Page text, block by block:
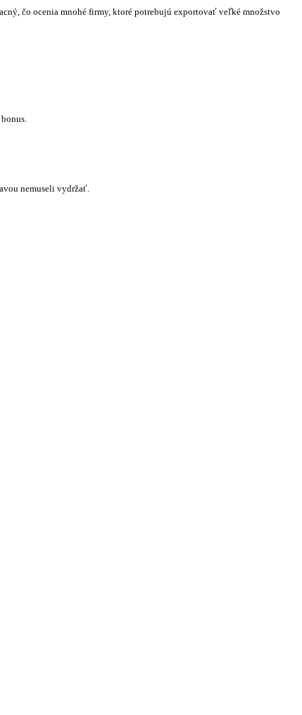
čo ocenia mnohé firmy, ktoré potrebujú exportovať veľké množstvo
nemuseli vydržať.